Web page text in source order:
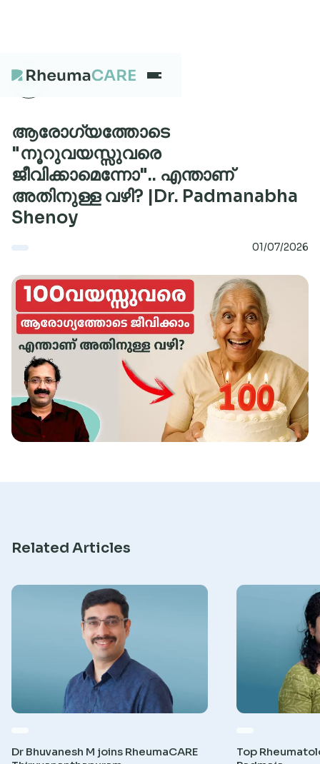
What we treat
Our Centres
About
Research
ആരോഗ്യത്തോടെ
"നൂറുവയസ്സുവരെ
ജീവിക്കാമെന്നോ".. എന്താണ്
അതിനുള്ള വഴി? |Dr. Padmanabha
Shenoy
01/07/2026
Related Articles
Dr Bhuvanesh M joins RheumaCARE
Top